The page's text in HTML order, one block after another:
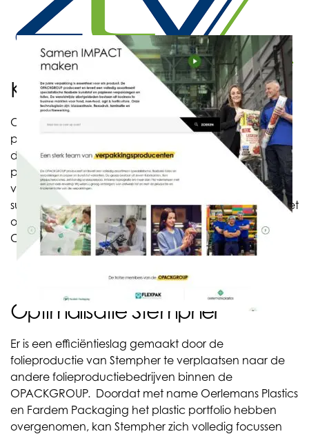
Klanttevredenheid centraal
Online kunnen partners gemakkelijk relevante
productinformatie vinden op de nieuwe websites van
de OPACKGROUP en de websites van de individuele
productiebedrijven. Klanttevredenheid blijft de kern
van alles wat de OPACKGROUP doet.“Wij hebben
succes als onze klanten duurzaam succes hebben met
onze flexibele folies en verpakkingsproducten,” aldus
CEO Joan Hanegraaf.
Optimalisatie Stempher
Er is een efficiëntieslag gemaakt door de
folieproductie van Stempher te verplaatsen naar de
andere folieproductiebedrijven binnen de
OPACKGROUP. Doordat met name Oerlemans Plastics
en Fardem Packaging het plastic portfolio hebben
overgenomen, kan Stempher zich volledig focussen